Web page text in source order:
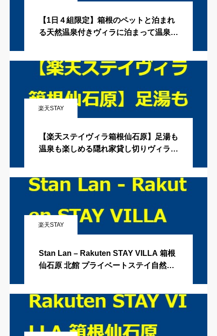
【1日４組限定】箱根のペットと泊まれ
る天然温泉付きヴィラに泊まって温泉三
楽天STAY
【楽天ステイヴィラ箱根仙石原】足湯も
温泉も楽しめる隠れ家貸し切りヴィラで
楽天STAY
Stan Lan – Rakuten STAY VILLA 箱根
仙石原 北館 プライベートステイ自然薯